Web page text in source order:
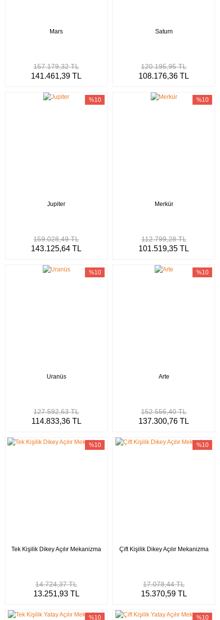
Mars
157.179,32 TL
141.461,39 TL
Saturn
120.195,95 TL
108.176,36 TL
Jupiter
%10
159.028,49 TL
143.125,64 TL
Merkür
%10
112.799,28 TL
101.519,35 TL
Uranüs
%10
127.592,63 TL
114.833,36 TL
Arte
%10
152.556,40 TL
137.300,76 TL
Tek Kişilik Dikey Açılır Mekanizma
%10
14.724,37 TL
13.251,93 TL
Çift Kişilik Dikey Açılır Mekanizma
%10
17.078,44 TL
15.370,59 TL
%10 %10